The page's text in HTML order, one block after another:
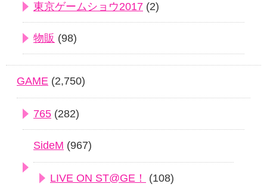
東京ゲームショウ2017 (2)
物販 (98)
GAME (2,750)
765 (282)
SideM (967)
LIVE ON ST@GE！ (108)